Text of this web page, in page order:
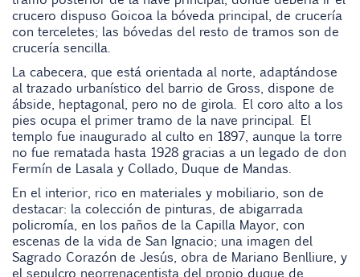
crucero dispuso Goicoa la bóveda principal, de crucería
con terceletes; las bóvedas del resto de tramos son de
crucería sencilla.
La cabecera, que está orientada al norte, adaptándose
al trazado urbanístico del barrio de Gross, dispone de
ábside, heptagonal, pero no de girola. El coro alto a los
pies ocupa el primer tramo de la nave principal. El
templo fue inaugurado al culto en 1897, aunque la torre
no fue rematada hasta 1928 gracias a un legado de don
Fermín de Lasala y Collado, Duque de Mandas.
En el interior, rico en materiales y mobiliario, son de
destacar: la colección de pinturas, de abigarrada
policromía, en los paños de la Capilla Mayor, con
escenas de la vida de San Ignacio; una imagen del
Sagrado Corazón de Jesús, obra de Mariano Benlliure, y
el sepulcro neorrenacentista del propio duque de